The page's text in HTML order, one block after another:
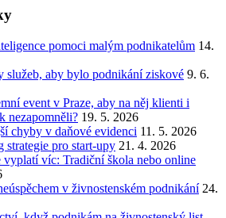
pomoci malým podnikatelům 14.
služeb, aby bylo podnikání ziskové 9. 6.
event v Praze, aby na něj klienti i
nezapomněli? 19. 5. 2026
chyby v daňové evidenci 11. 5. 2026
strategie pro start-upy 21. 4. 2026
vyplatí víc: Tradiční škola nebo online
v živnostenském podnikání 24.